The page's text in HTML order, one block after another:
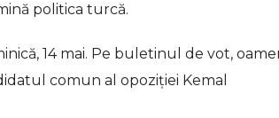
politica turcă.
14 mai. Pe buletinul de vot,
comun al opoziției Kemal